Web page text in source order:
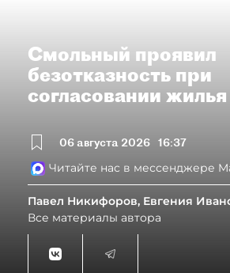
Смольный проявил
безотказность при
согласовании
06 августа 2026 16:37
Читайте нас в мессенджере
Павел Никифоров, Евгения
Все материалы автора